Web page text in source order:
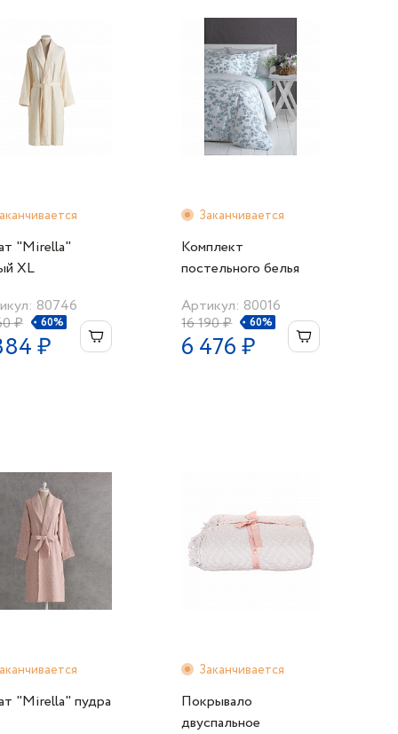
"Mirella"
XL
80746
₽
60%
₽
Заканчивается
Комплект
постельного белья
Артикул: 80016
16 190 ₽
60%
6 476 ₽
"Mirella" пудра
Заканчивается
Покрывало
двуспальное